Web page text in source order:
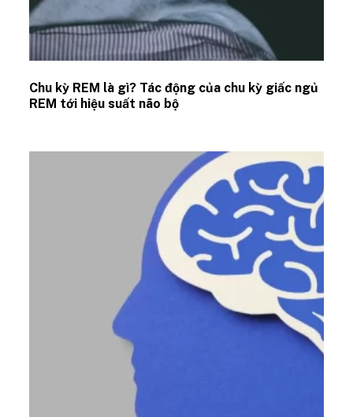
Chu kỳ REM là gì? Tác động của chu kỳ giấc ngủ
REM tới hiệu suất não bộ